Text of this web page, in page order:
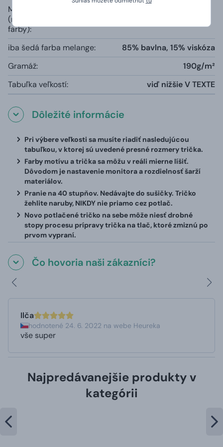
Materiál
(rozdielny u šedej
farby):
iba šedá farba melange:
85% bavlna, 15% viskóza
Gramáž:
190g/m²
Tabuľka veľkostí:
viď nižšie V TEXTE
Dôležité informácie
Pri výbere veľkosti sa musíte riadiť nasledujúcou
tabuľkou, v ktorej sú uvedené presné rozmery trička.
Farby motívu a trička sa môžu v reáli mierne líšiť.
Dôvodom je nastavenie monitora a rozdielnosť šarží
materiálov.
Pranie na 40 stupňov. Nedávajte do sušičky. Tričko
žehlite naruby, NIKDY nie priamo cez potlač.
Novo potlačené tričko na sebe môže niesť drobné
stopy procesu prípravy trička na tlač, ktoré zmiznú po
prvom vypraní.
Čo hovoria naši zákazníci?
Ilča
hodnotené 24. 6. 2022 na webe Heureka
vše super
Najpredávanejšie produkty v
kategórii